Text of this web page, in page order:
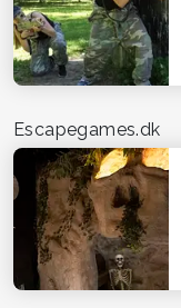
Escapegames.dk